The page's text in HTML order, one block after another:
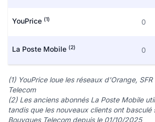
YouPrice (1) 0
La Poste Mobile (2) 0
(1) YouPrice loue les réseaux d'Orange,
Telecom
(2) Les anciens abonnés La Poste Mobile
tandis que les nouveaux clients ont basculé
Bouygues Telecom depuis le 01/10/2025